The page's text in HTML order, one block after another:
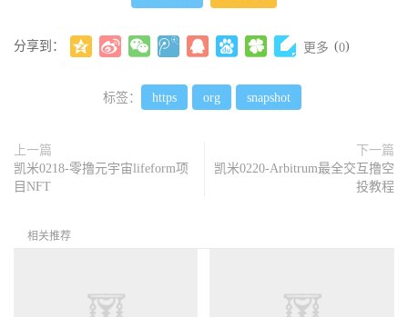
分享到： 更多 (0)
标签： https org snapshot
上一篇
凯米0218-零撸元宇宙lifeform项
目NFT
下一篇
凯米0220-Arbitrum最全交互撸空
投教程
相关推荐